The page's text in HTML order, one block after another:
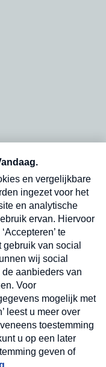
op onze
in
Verzend
op onze
in uw